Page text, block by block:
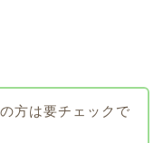
方は要チェックで